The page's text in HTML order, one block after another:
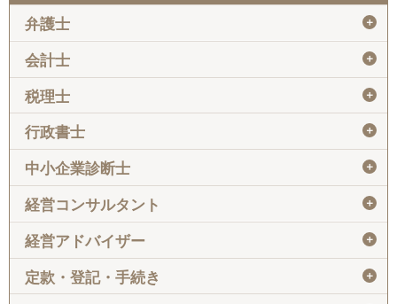
弁護士 ＋
会計士 ＋
税理士 ＋
行政書士 ＋
中小企業診断士 ＋
経営コンサルタント ＋
経営アドバイザー ＋
定款・登記・手続き ＋